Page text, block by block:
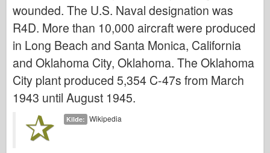
Italeri
Legenden
Meng Modell
Tamiya
Tristar
Trompetist
Zvezda
wounded. The U.S. Naval designation was
R4D. More than 10,000 aircraft were produced
in Long Beach and Santa Monica, California
and Oklahoma City, Oklahoma. The Oklahoma
City plant produced 5,354 C-47s from March
1943 until August 1945.
Kilde: Wikipedia